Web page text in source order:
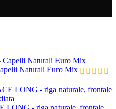
Naturali Euro Mix